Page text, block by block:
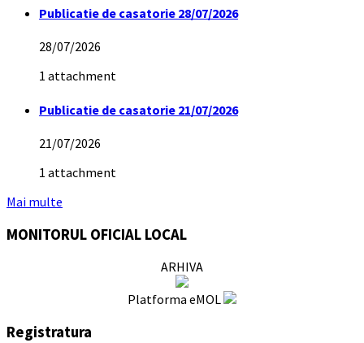
Publicatie de casatorie 28/07/2026
28/07/2026
1 attachment
Publicatie de casatorie 21/07/2026
21/07/2026
1 attachment
Mai multe
MONITORUL OFICIAL LOCAL
ARHIVA
Platforma eMOL
Registratura